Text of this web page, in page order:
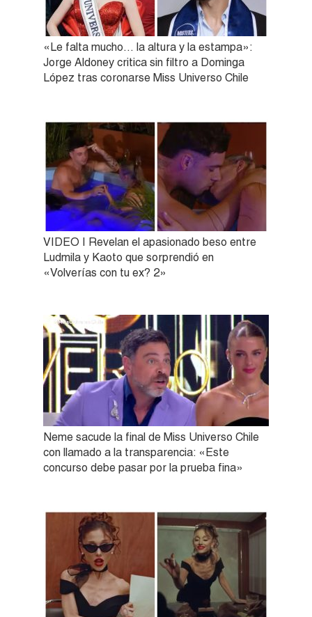
«Le falta mucho… la altura y la estampa»:
Jorge Aldoney critica sin filtro a Dominga
López tras coronarse Miss Universo Chile
VIDEO | Revelan el apasionado beso entre
Ludmila y Kaoto que sorprendió en
«Volverías con tu ex? 2»
Neme sacude la final de Miss Universo Chile
con llamado a la transparencia: «Este
concurso debe pasar por la prueba fina»